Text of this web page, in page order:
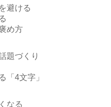
避ける
め方
題づくり
「4文字」
なる